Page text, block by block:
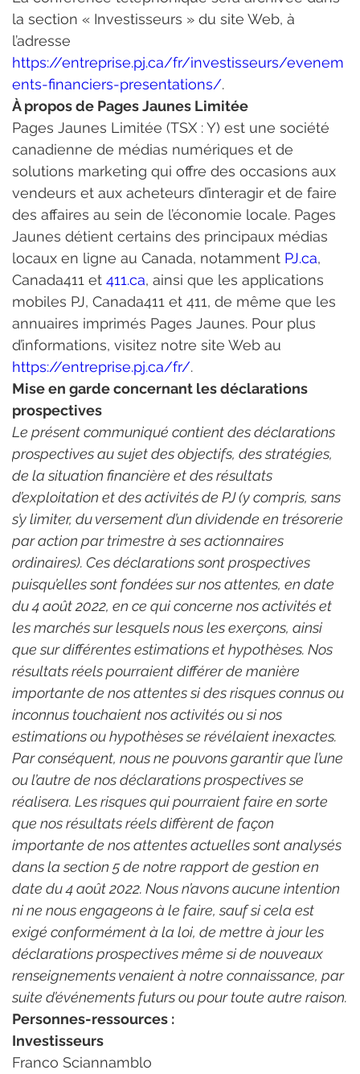
la section « Investisseurs » du site Web, à
l’adresse
https://entreprise.pj.ca/fr/investisseurs/evenem
ents-financiers-presentations/.
À propos de Pages Jaunes Limitée
Pages Jaunes Limitée (TSX : Y) est une société
canadienne de médias numériques et de
solutions marketing qui offre des occasions aux
vendeurs et aux acheteurs d’interagir et de faire
des affaires au sein de l’économie locale. Pages
Jaunes détient certains des principaux médias
locaux en ligne au Canada, notamment PJ.ca,
Canada411 et 411.ca, ainsi que les applications
mobiles PJ, Canada411 et 411, de même que les
annuaires imprimés Pages Jaunes. Pour plus
d’informations, visitez notre site Web au
https://entreprise.pj.ca/fr/.
Mise en garde concernant les déclarations
prospectives
Le présent communiqué contient des déclarations
prospectives au sujet des objectifs, des stratégies,
de la situation financière et des résultats
d’exploitation et des activités de PJ (y compris, sans
s’y limiter, du versement d’un dividende en trésorerie
par action par trimestre à ses actionnaires
ordinaires). Ces déclarations sont prospectives
puisqu’elles sont fondées sur nos attentes, en date
du 4 août 2022, en ce qui concerne nos activités et
les marchés sur lesquels nous les exerçons, ainsi
que sur différentes estimations et hypothèses. Nos
résultats réels pourraient différer de manière
importante de nos attentes si des risques connus ou
inconnus touchaient nos activités ou si nos
estimations ou hypothèses se révélaient inexactes.
Par conséquent, nous ne pouvons garantir que l’une
ou l’autre de nos déclarations prospectives se
réalisera. Les risques qui pourraient faire en sorte
que nos résultats réels diffèrent de façon
importante de nos attentes actuelles sont analysés
dans la section 5 de notre rapport de gestion en
date du 4 août 2022. Nous n’avons aucune intention
ni ne nous engageons à le faire, sauf si cela est
exigé conformément à la loi, de mettre à jour les
déclarations prospectives même si de nouveaux
renseignements venaient à notre connaissance, par
suite d’événements futurs ou pour toute autre raison.
Personnes-ressources :
Investisseurs
Franco Sciannamblo